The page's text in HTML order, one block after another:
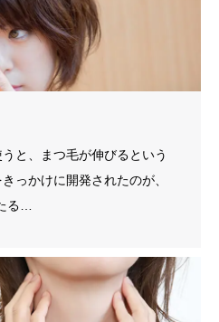
と、まつ毛が伸びるという
っかけに開発されたのが、
る…